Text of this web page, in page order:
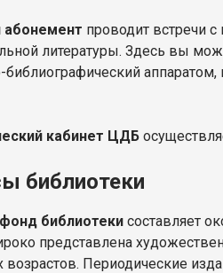
абонемент проводит встречи
литературы. Здесь вы
библиографический
кабинет ЦДБ
библиотеки
библиотеки составляет
представлена
возрастов. Периодические